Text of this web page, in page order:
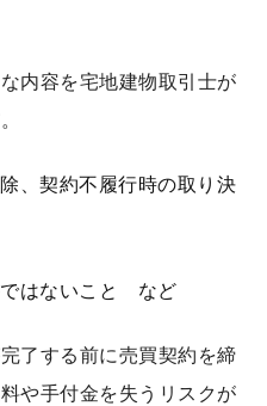
内容を宅地建物取引士が
、契約不履行時の取り決
ではないこと など
了する前に売買契約を締
や手付金を失うリスクが